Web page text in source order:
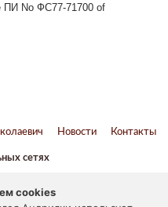
ПИ No ФС77-71700 of
Новости Контакты
сетях
cookies